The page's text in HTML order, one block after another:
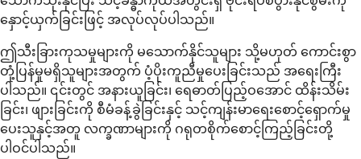
နှောင့်ယှက်ခြင်းဖြင့် အလုပ်လုပ်ပါသည်။
ဤသီးခြားကုသမှုများကို မသောက်နိုင်သူများ သို့မဟုတ် ကောင်းစွာ
တုံ့ပြန်မှုမရှိသူများအတွက် ပံ့ပိုးကူညီမှုပေးခြင်းသည် အရေးကြီး
ပါသည်။ ၎င်းတွင် အနားယူခြင်း၊ ရေဓာတ်ပြည့်ဝအောင် ထိန်းသိမ်း
ခြင်း၊ ဖျားခြင်းကို စီမံခန့်ခွဲခြင်းနှင့် သင့်ကျန်းမာရေးစောင့်ရှောက်မှု
ပေးသူနှင့်အတူ လက္ခဏာများကို ဂရုတစိုက်စောင့်ကြည့်ခြင်းတို့
ပါဝင်ပါသည်။